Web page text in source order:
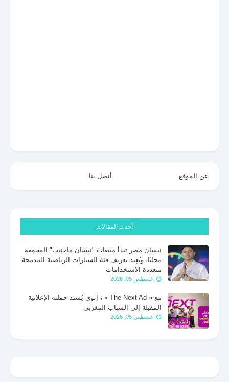
عن الموقع أتصل بنا
أحدث المقالات
نيسان مصر تبدأ مبيعات "نيسان ماجنيت" المجمعة
محليًا، وتُعِيد تعريف فئة السيارات الرياضية المدمجة
متعددة الاستخدامات
اغسطس 05, 2026
مع « The Next Ad » ، إنوي يُسند حملته الإعلانية
المقبلة إلى الشباب المغربي
اغسطس 05, 2026